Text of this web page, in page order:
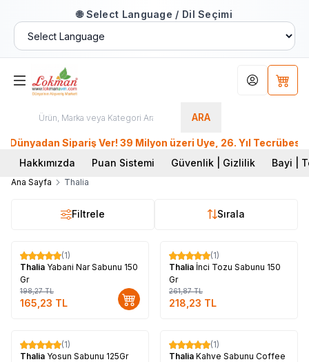
🌐 Select Language / Dil Seçimi
ARA
Hesabım
Sipariş Ver! 39 Milyon üzeri Üye, 26. Yıl
Hakkımızda
Puan Sistemi Güvenlik | Gizlilik Bayi |
Ana Sayfa Thalia
Filtrele Sırala
%17
(1)
Thalia Yabani Nar Sabunu 150
Gr
198,27TL
165,23 TL
%17
(1)
Thalia İnci Tozu Sabunu 150
Gr
261,87TL
218,23 TL
%17
(1)
Thalia Yosun Sabunu 125Gr
%17
(1)
Thalia Kahve Sabunu Coffee